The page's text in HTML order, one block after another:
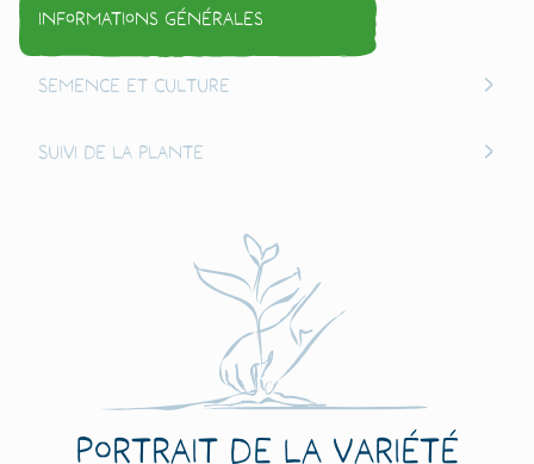
Informations générales
Semence et culture
Suivi de la plante
Portrait de la variété